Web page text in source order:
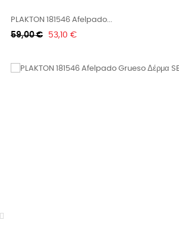
PLAKTON 181546 Afelpado...
Κανονική
59,00 € Τιμή
53,10 €